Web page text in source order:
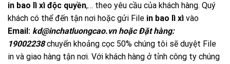
in bao lì xì độc quyền,… theo yêu cầu của khách hàng. Quý
khách có thể đến tận nơi hoặc gửi File in bao lì xì vào
Email: kd@inchatluongcao.vn hoặc Đặt hàng:
19002238chuyển khoảng cọc 50% chúng tôi sẽ duyệt File
in và giao hàng tận nơi. Với khách hàng ở tỉnh công ty chúng